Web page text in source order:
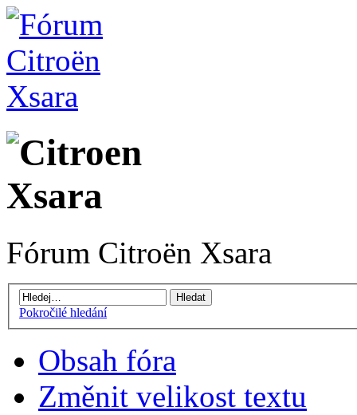
Fórum Citroën Xsara
Pokročilé hledání
Obsah fóra
Změnit velikost textu